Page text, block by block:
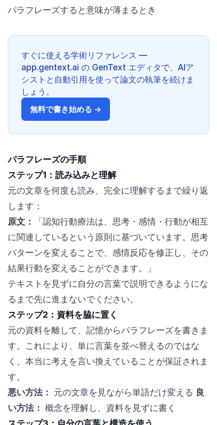
パラフレーズすると意味が薄まるとき
すぐに使える学術リファレンス —
app.gentext.ai の GenText エディタで、AIア
シストと自動引用を使って論文の執筆を続けま
しょう。
無料で書き始める →
パラフレーズの手順
ステップ1：読み込みと理解
元の文章を何度も読み、完全に理解するまで繰り返
します：
原文：
「認知行動療法は、思考・感情・行動が相互
に関連しているという原則に基づいています。思考
パターンを変えることで、感情反応を修正し、その
結果行動を変えることができます。」
テキストを見ずに自分の言葉で説明できるようにな
るまで先に進まないでください。
ステップ2：資料を脇に置く
元の資料を離して、記憶からパラフレーズを書きま
す。これにより、単に言葉を並べ替えるのではな
く、本当に考えを言い換えていることが保証されま
す。
悪い方法：
元の文章を見ながら単語だけ変える 良
い方法： 概念を理解し、資料を見ずに書く